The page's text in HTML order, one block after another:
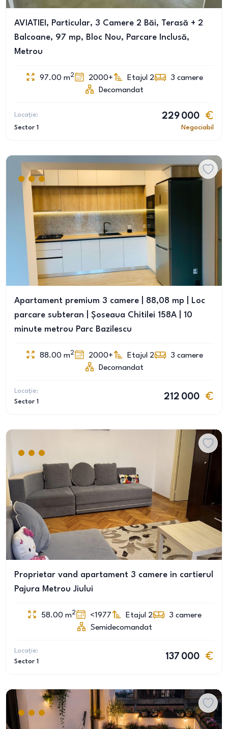
AVIATIEI, Particular, 3 Camere 2 Băi, Terasă + 2
Balcoane, 97 mp, Bloc Nou, Parcare Inclusă,
Metrou
97.00 m2 2000+ Etajul 2 3 camere
Decomandat
Locație:
Sector 1
229 000
Negociabil
Apartament premium 3 camere | 88,08 mp | Loc
parcare subteran | Șoseaua Chitilei 158A | 10
minute metrou Parc Bazilescu
88.00 m2 2000+ Etajul 2 3 camere
Decomandat
Locație:
Sector 1
212 000
Proprietar vand apartament 3 camere in cartierul
Pajura Metrou Jiului
58.00 m2 <1977 Etajul 2 3 camere
Semidecomandat
Locație:
Sector 1
137 000